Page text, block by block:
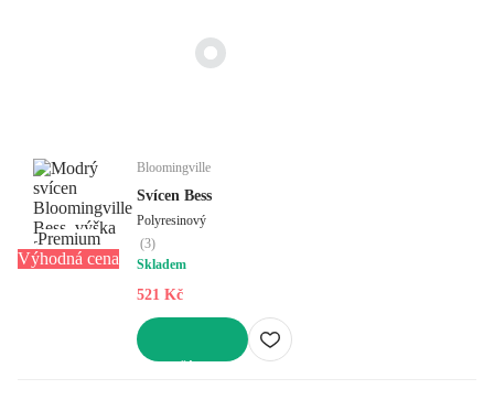
Premium
Výhodná cena
Bloomingville
Svícen Bess
Polyresinový
(3)
Skladem
521 Kč